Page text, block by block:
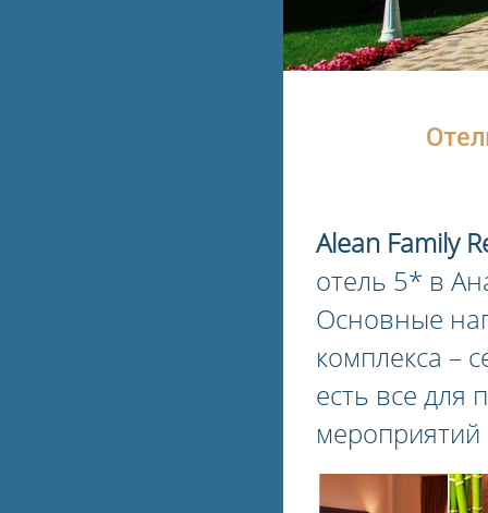
Alean Family
отель 5* в
Основные
комплекса –
есть все для